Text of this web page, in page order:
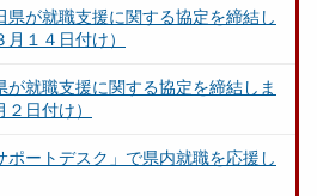
県が就職支援に関する協定を締結し
１４日付け）
が就職支援に関する協定を締結しま
日付け）
ポートデスク」で県内就職を応援し